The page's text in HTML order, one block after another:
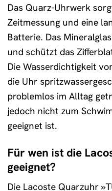
Das Quarz-Uhrwerk
Zeitmessung und eine
Batterie. Das
und schützt das
Die Wasserdichtigkeit
die Uhr
problemlos im Alltag
jedoch nicht zum
geeignet ist.
Für wen ist die
geeignet?
Die Lacoste Quarzuhr